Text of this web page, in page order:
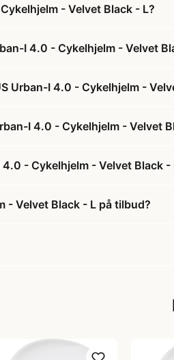
- Velvet Black - L?
I 4.0 - Cykelhjelm - Velvet
Urban-I 4.0 - Cykelhjelm -
I 4.0 - Cykelhjelm - Velvet
- Cykelhjelm - Velvet Black -
- Velvet Black - L på tilbud?